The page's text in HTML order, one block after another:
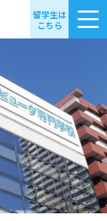
留学生は
こちら